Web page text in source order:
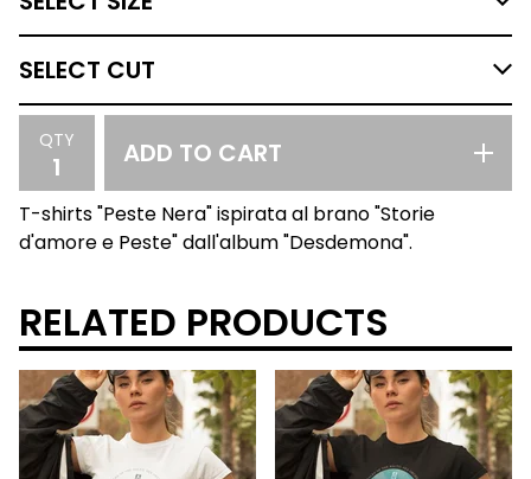
QTY ADD TO CART
T-shirts "Peste Nera" ispirata al brano "Storie
d'amore e Peste" dall'album "Desdemona".
RELATED PRODUCTS